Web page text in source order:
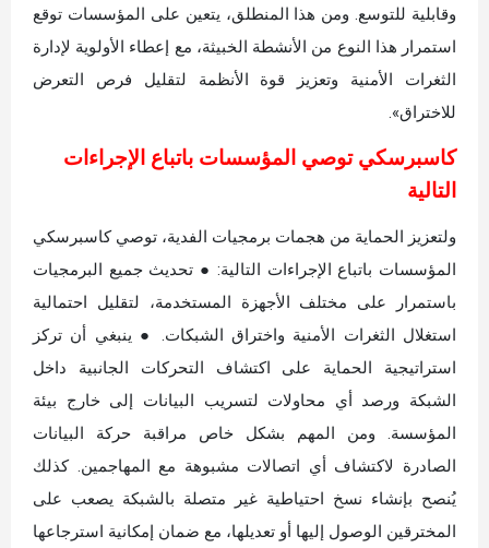
وقابلية للتوسع. ومن هذا المنطلق، يتعين على المؤسسات توقع
استمرار هذا النوع من الأنشطة الخبيثة، مع إعطاء الأولوية لإدارة
الثغرات الأمنية وتعزيز قوة الأنظمة لتقليل فرص التعرض
للاختراق».
كاسبرسكي توصي المؤسسات باتباع الإجراءات
التالية
ولتعزيز الحماية من هجمات برمجيات الفدية، توصي كاسبرسكي
المؤسسات باتباع الإجراءات التالية: ● تحديث جميع البرمجيات
باستمرار على مختلف الأجهزة المستخدمة، لتقليل احتمالية
استغلال الثغرات الأمنية واختراق الشبكات. ● ينبغي أن تركز
استراتيجية الحماية على اكتشاف التحركات الجانبية داخل
الشبكة ورصد أي محاولات لتسريب البيانات إلى خارج بيئة
المؤسسة. ومن المهم بشكل خاص مراقبة حركة البيانات
الصادرة لاكتشاف أي اتصالات مشبوهة مع المهاجمين. كذلك
يُنصح بإنشاء نسخ احتياطية غير متصلة بالشبكة يصعب على
المخترقين الوصول إليها أو تعديلها، مع ضمان إمكانية استرجاعها